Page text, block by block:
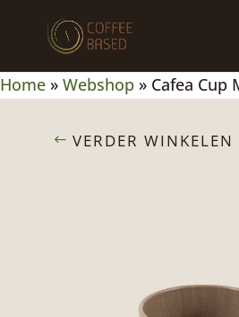
Home » Webshop » Cafea Cup
VERDER WINKELEN